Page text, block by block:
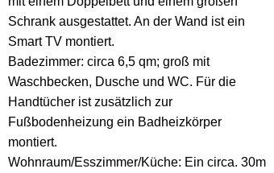
Schrank ausgestattet. An der Wand ist ein
Smart TV montiert.
Badezimmer: circa 6,5 qm; groß mit
Waschbecken, Dusche und WC. Für die
Handtücher ist zusätzlich zur
Fußbodenheizung ein Badheizkörper
montiert.
Wohnraum/Esszimmer/Küche: Ein circa. 30m